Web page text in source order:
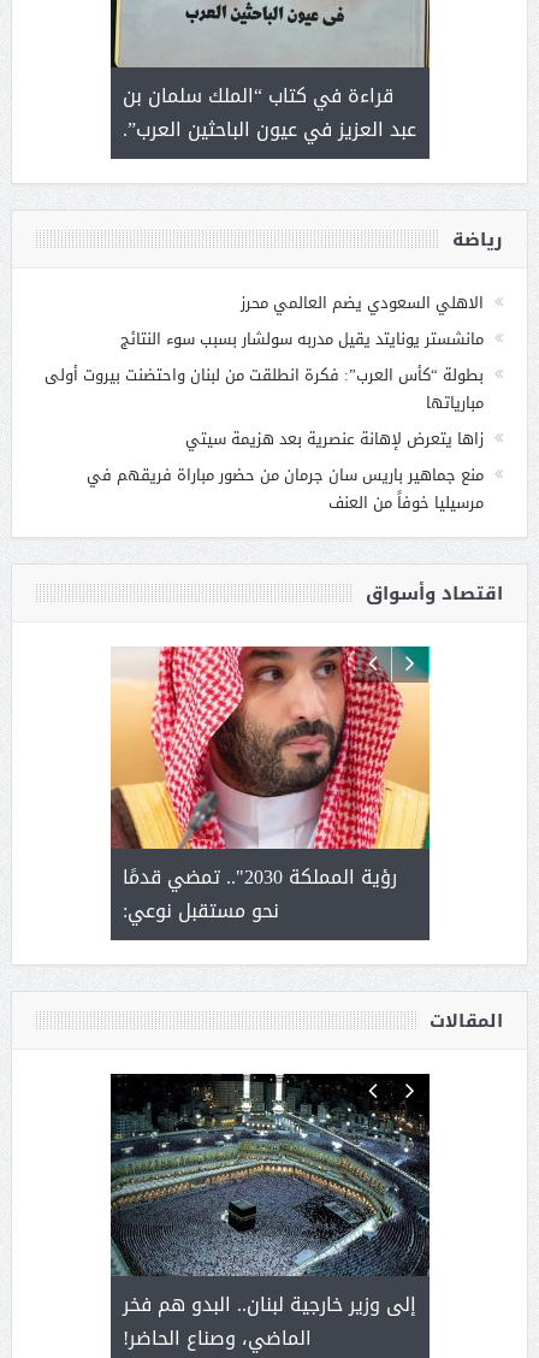
قراءة في كتاب “الملك سلمان بن
عبد العزيز في عيون الباحثين العرب”.
رياضة
الاهلي السعودي يضم العالمي محرز
مانشستر يونايتد يقيل مدربه سولشار بسبب سوء النتائج
بطولة “كأس العرب”: فكرة انطلقت من لبنان واحتضنت بيروت أولى
مبارياتها
زاها يتعرض لإهانة عنصرية بعد هزيمة سيتي
منع جماهير باريس سان جرمان من حضور مباراة فريقهم في
مرسيليا خوفاً من العنف
اقتصاد وأسواق
يحصل
رؤية المملكة 2030".. تمضي قدمًا
نحو مستقبل نوعي:
ورشة
عنيزة
المقالات
سلمان
إلى وزير خارجية لبنان.. البدو هم فخر
الماضي، وصناع الحاضر!
يحمل
من عشق